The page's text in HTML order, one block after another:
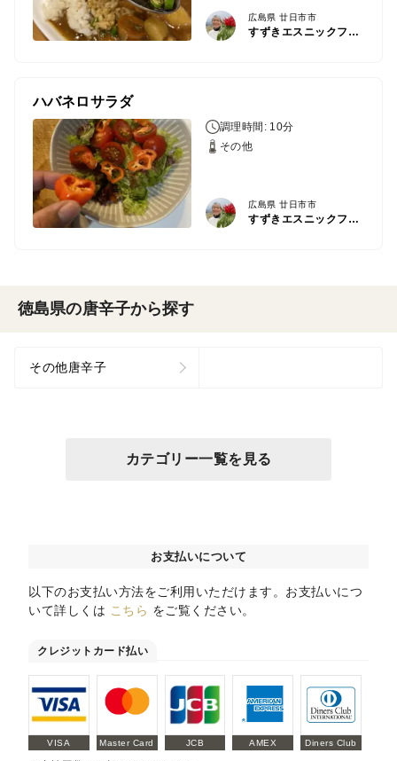
広島県 廿日市市
すずきエスニックファーム
ハバネロサラダ
調理時間: 10分
その他
広島県 廿日市市
すずきエスニックファーム
徳島県の唐辛子から探す
その他唐辛子
カテゴリー一覧を見る
お支払いについて
以下のお支払い方法をご利用いただけます。お支払いにつ
いて詳しくは こちら をご覧ください。
クレジットカード払い
VISA Master Card JCB AMEX Diners Club